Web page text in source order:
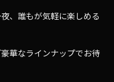
、誰もが気軽に楽しめる
華なラインナップでお待